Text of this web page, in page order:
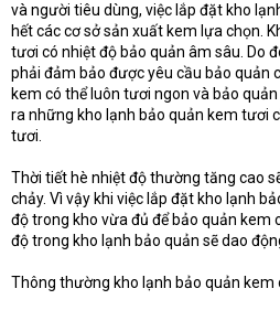
và người tiêu dùng, việc lắp đặt kho
hết các cơ sở sản xuất kem lựa chọn.
tươi có nhiệt độ bảo quản âm sâu. Do
phải đảm bảo được yêu cầu bảo quản
kem có thể luôn tươi ngon và bảo
ra những kho lạnh bảo quản kem tươi
tươi.
Thời tiết hè nhiệt độ thường tăng cao
chảy. Vì vậy khi việc lắp đặt kho lạnh
độ trong kho vừa đủ để bảo quản kem
độ trong kho lạnh bảo quản sẽ dao
Thông thường kho lạnh bảo quản kem